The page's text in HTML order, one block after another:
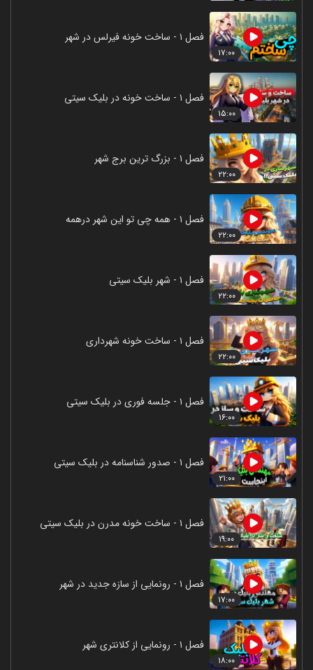
۱۷:۰۰
فصل ۱ - ساخت خونه فیرلس در شهر
۱۵:۰۰
فصل ۱ - ساخت خونه در بلیک سیتی
۲۲:۰۰
فصل ۱ - بزرگ ترین برج شهر
۲۲:۰۰
فصل ۱ - همه چی تو این شهر درهمه
۲۲:۰۰
فصل ۱ - شهر بلیک سیتی
۲۲:۰۰
فصل ۱ - ساخت خونه شهرداری
۱۶:۰۰
فصل ۱ - جلسه فوری در بلیک سیتی
۲۱:۰۰
فصل ۱ - صدور شناسنامه در بلیک سیتی
۱۹:۰۰
فصل ۱ - ساخت خونه مدرن در بلیک سیتی
۱۷:۰۰
فصل ۱ - رونمایی از سازه جدید در شهر
۱۸:۰۰
فصل ۱ - رونمایی از کلانتری شهر